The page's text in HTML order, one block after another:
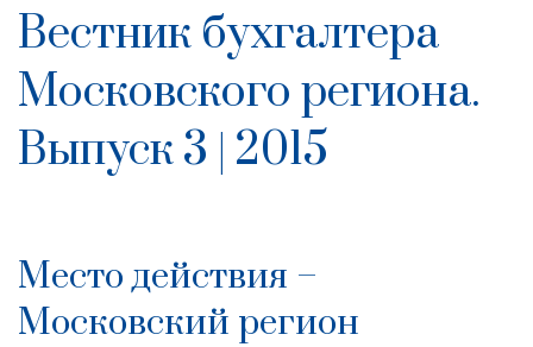
Вестник бухгалтера
Московского региона.
Выпуск 3 | 2015
Место действия –
Московский регион